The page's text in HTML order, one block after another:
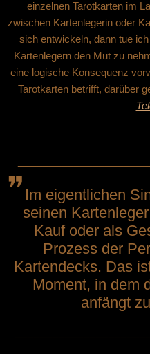
einzelnen Tarotkarten im
zwischen Kartenlegerin oder
sich entwickeln, dann tue
Kartenlegern den Mut zu
eine logische Konsequenz
Tarotkarten betrifft, darüber
❞ Im eigentlichen
seinen
Kauf oder als
Prozess der
Kartendecks. Das
Moment, in dem
anfängt